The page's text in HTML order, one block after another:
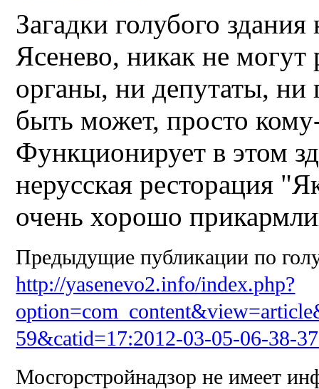
Загадки голубого
Ясенево, никак не могут
органы, ни депутаты,
быть может, просто
Функционирует в этом
нерусская ресторация
очень хорошо
Предыдущие публикации по
http://yasenevo2.info/index.php?
59&catid=17:2012-03-05-06-38-
Мосгорстройнадзор не имеет